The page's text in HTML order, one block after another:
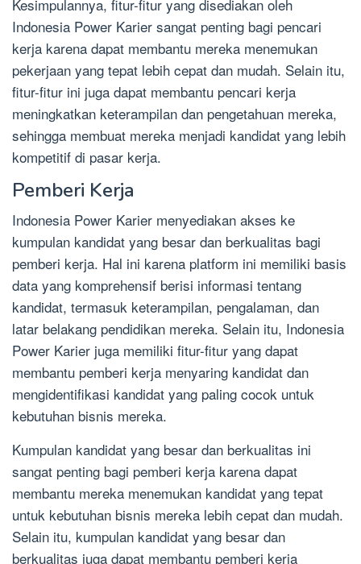
Kesimpulannya, fitur-fitur yang disediakan oleh
Indonesia Power Karier sangat penting bagi pencari
kerja karena dapat membantu mereka menemukan
pekerjaan yang tepat lebih cepat dan mudah. Selain itu,
fitur-fitur ini juga dapat membantu pencari kerja
meningkatkan keterampilan dan pengetahuan mereka,
sehingga membuat mereka menjadi kandidat yang lebih
kompetitif di pasar kerja.
Pemberi Kerja
Indonesia Power Karier menyediakan akses ke
kumpulan kandidat yang besar dan berkualitas bagi
pemberi kerja. Hal ini karena platform ini memiliki basis
data yang komprehensif berisi informasi tentang
kandidat, termasuk keterampilan, pengalaman, dan
latar belakang pendidikan mereka. Selain itu, Indonesia
Power Karier juga memiliki fitur-fitur yang dapat
membantu pemberi kerja menyaring kandidat dan
mengidentifikasi kandidat yang paling cocok untuk
kebutuhan bisnis mereka.
Kumpulan kandidat yang besar dan berkualitas ini
sangat penting bagi pemberi kerja karena dapat
membantu mereka menemukan kandidat yang tepat
untuk kebutuhan bisnis mereka lebih cepat dan mudah.
Selain itu, kumpulan kandidat yang besar dan
berkualitas juga dapat membantu pemberi kerja